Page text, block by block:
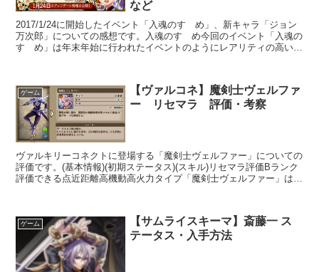
など
2017/1/24に開始したイベント「入魂のすゝめ」、新キャラ「ジョン
万次郎」についての感想です。入魂のすゝめ今回のイベント「入魂の
すゝめ」は年末年始に行われたイベントのようにレアリティの高い新
ゲーム
【ヴァルコネ】魔剣士ヴェルファ
ー リセマラ 評価・考察
ヴァルキリーコネクトに登場する「魔剣士ヴェルファー」についての
評価です。(基本情報)(初期ステータス)(スキル)リセマラ評価Bランク
評価できる点近距離高機動高火力タイプ「魔剣士ヴェルファー」は素
ゲーム
【サムライスキーマ】斎藤一 ス
テータス・入手方法